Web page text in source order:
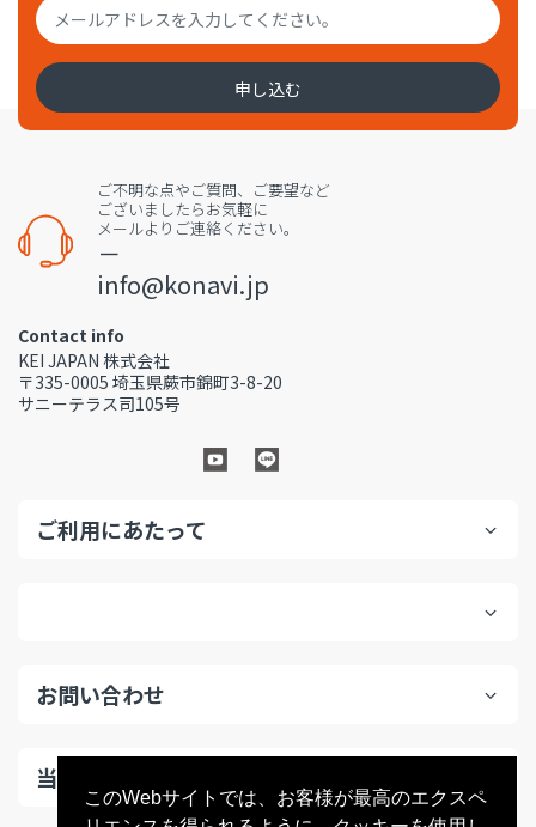
このWebサイトでは、お客様が最高のエクスペ
申し込む
ご不明な点やご質問、ご要望など
ございましたらお気軽に
メールよりご連絡ください。
－
info@konavi.jp
Contact info
KEI JAPAN 株式会社
〒335-0005 埼玉県蕨市錦町3-8-20
サニーテラス司105号
ご利用にあたって
お問い合わせ
当サイトについて